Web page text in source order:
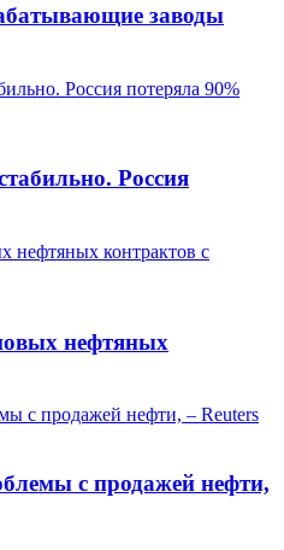
заводы
Россия
нефтяных
с продажей нефти,